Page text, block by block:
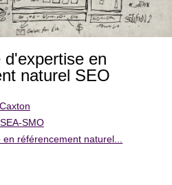
d'expertise en
naturel SEO
Caxton
SMO
référencement naturel...